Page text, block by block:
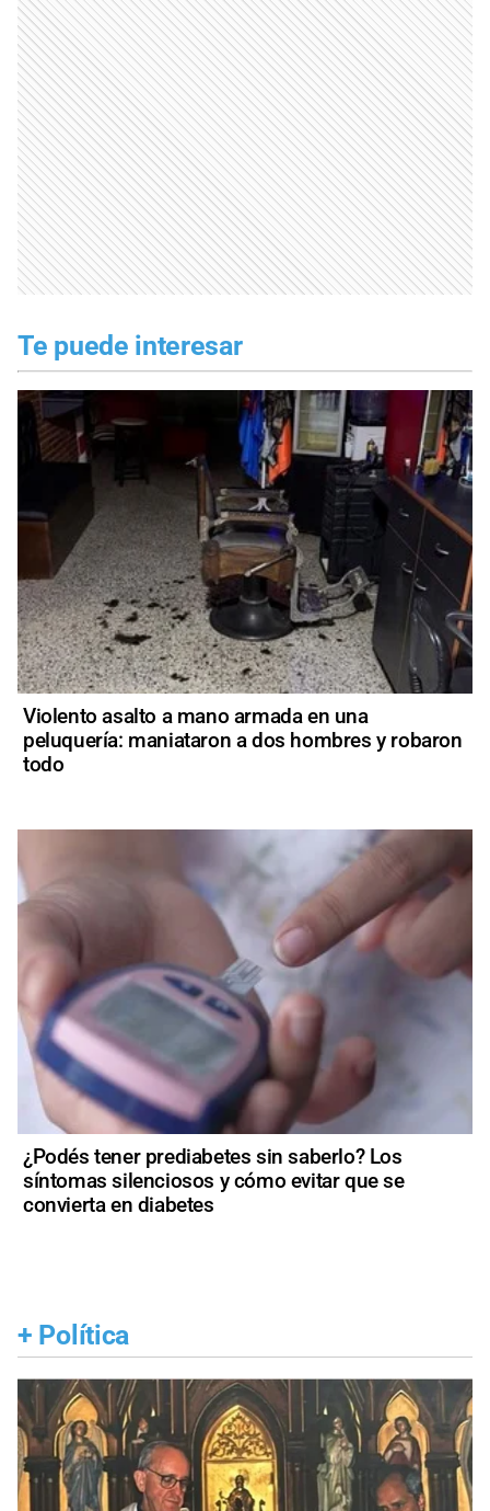
Te puede interesar
Violento asalto a mano armada en una
peluquería: maniataron a dos hombres y robaron
todo
¿Podés tener prediabetes sin saberlo? Los
síntomas silenciosos y cómo evitar que se
convierta en diabetes
+ Política